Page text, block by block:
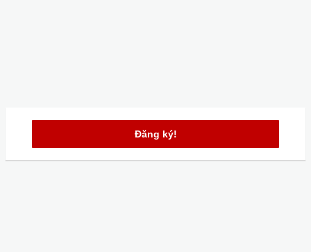
Đăng ký!